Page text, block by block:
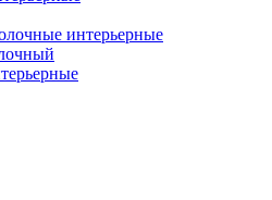
интерьерные